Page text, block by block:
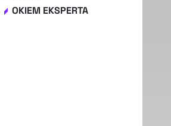
OKIEM EKSPERTA